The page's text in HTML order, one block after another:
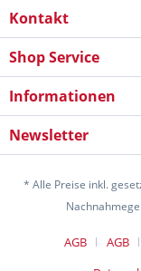
Kontakt
Shop Service
Informationen
Newsletter
* Alle Preise inkl.
AGB AGB